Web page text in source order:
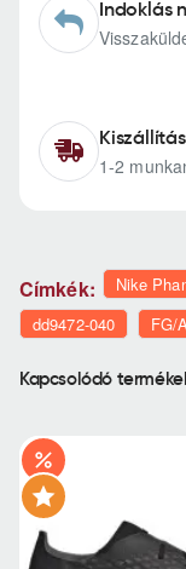
Indoklás
1-2
Címkék:
Nike
dd9472-040
FG/
Kapcsolódó